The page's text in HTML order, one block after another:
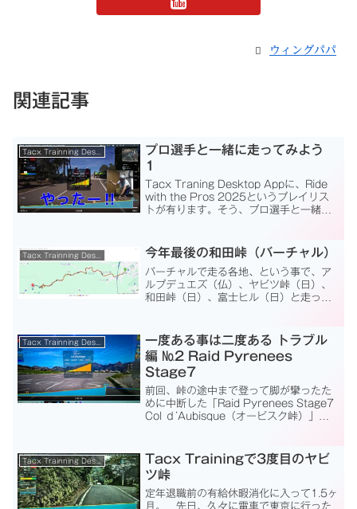
ウィングパパ
関連記事
プロ選手と一緒に走ってみよう
1
Tacx Traning Desktop Appに、Ride
with the Pros 2025というプレイリス
トが有ります。そう、プロ選手と一緒に
ームで全部で７コー...
今年最後の和田峠（バーチャル）
バーチャルで走る各地、という事で、ア
ルプデュエズ（仏）、ヤビツ峠（日）、
和田峠（日）、富士ヒル（日）と走って
もともと、昨日は２時間ほど時間が有っ
たのでTrainingP...
一度ある事は二度ある トラブル
編 №2 Raid Pyrenees
Stage7
前回、峠の途中まで登って脚が攣ったた
めに中断した「Raid Pyrenees Stage7
Col ｄ’Aubisque（オービスク峠）」気
標高差1,300mのカ...
Tacx Trainning Desktop App
Tacx Trainingで3度目のヤビ
ツ峠
定年退職前の有給休暇消化に入って1.5ヶ
月。 先日、久々に電車で東京に行った